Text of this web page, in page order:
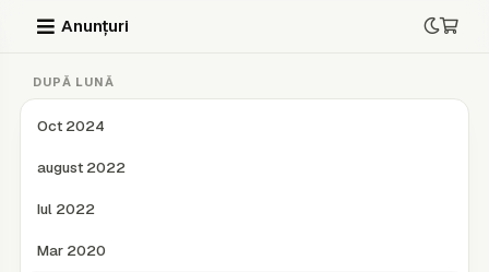
Anunțuri
DUPĂ LUNĂ
Oct 2024
august 2022
Iul 2022
Mar 2020